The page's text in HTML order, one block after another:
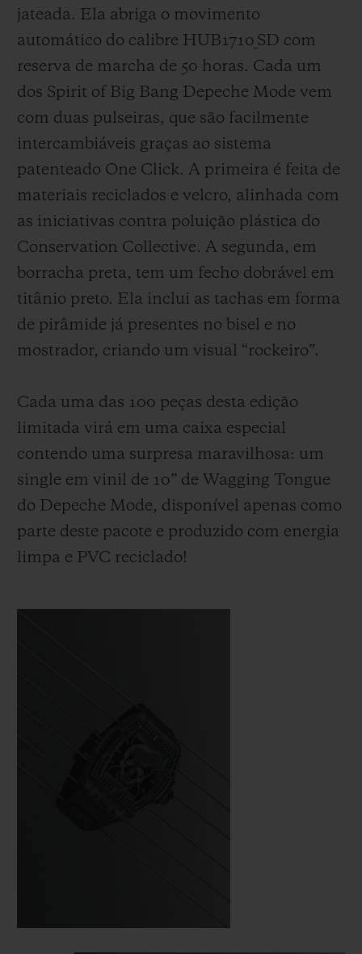
jateada. Ela abriga o movimento
automático do calibre HUB1710_SD com
reserva de marcha de 50 horas. Cada um
dos Spirit of Big Bang Depeche Mode vem
com duas pulseiras, que são facilmente
intercambiáveis graças ao sistema
patenteado One Click. A primeira é feita de
materiais reciclados e velcro, alinhada com
as iniciativas contra poluição plástica do
Conservation Collective. A segunda, em
borracha preta, tem um fecho dobrável em
titânio preto. Ela inclui as tachas em forma
de pirâmide já presentes no bisel e no
mostrador, criando um visual “rockeiro”.
Cada uma das 100 peças desta edição
limitada virá em uma caixa especial
contendo uma surpresa maravilhosa: um
single em vinil de 10” de Wagging Tongue
do Depeche Mode, disponível apenas como
parte deste pacote e produzido com energia
limpa e PVC reciclado!